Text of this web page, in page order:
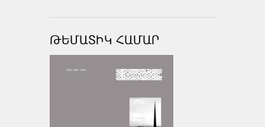
ԹԵՄԱՏԻԿ ՀԱՄԱՐ